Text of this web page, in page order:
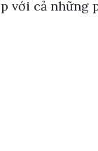
với cả những